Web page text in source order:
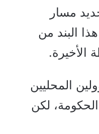
لتحديد مسار
البند من
الأخيرة.
المحليين
لكن